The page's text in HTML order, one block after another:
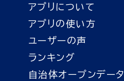
アプリについて
アプリの使い方
ユーザーの声
ランキング
自治体オープンデータ